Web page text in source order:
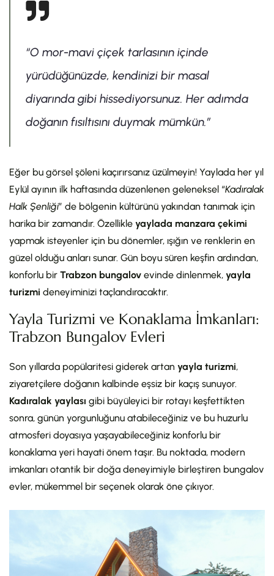
“O mor-mavi çiçek tarlasının içinde
yürüdüğünüzde, kendinizi bir masal
diyarında gibi hissediyorsunuz. Her adımda
doğanın fısıltısını duymak mümkün.”
Eğer bu görsel şöleni kaçırırsanız üzülmeyin! Yaylada her yıl
Eylül ayının ilk haftasında düzenlenen geleneksel “Kadıralak
Halk Şenliği” de bölgenin kültürünü yakından tanımak için
harika bir zamandır. Özellikle yaylada manzara çekimi
yapmak isteyenler için bu dönemler, ışığın ve renklerin en
güzel olduğu anları sunar. Gün boyu süren keşfin ardından,
konforlu bir Trabzon bungalov evinde dinlenmek, yayla
turizmi deneyiminizi taçlandıracaktır.
Yayla Turizmi ve Konaklama İmkanları:
Trabzon Bungalov Evleri
Son yıllarda popülaritesi giderek artan yayla turizmi,
ziyaretçilere doğanın kalbinde eşsiz bir kaçış sunuyor.
Kadıralak yaylası gibi büyüleyici bir rotayı keşfettikten
sonra, günün yorgunluğunu atabileceğiniz ve bu huzurlu
atmosferi doyasıya yaşayabileceğiniz konforlu bir
konaklama yeri hayati önem taşır. Bu noktada, modern
imkanları otantik bir doğa deneyimiyle birleştiren bungalov
evler, mükemmel bir seçenek olarak öne çıkıyor.